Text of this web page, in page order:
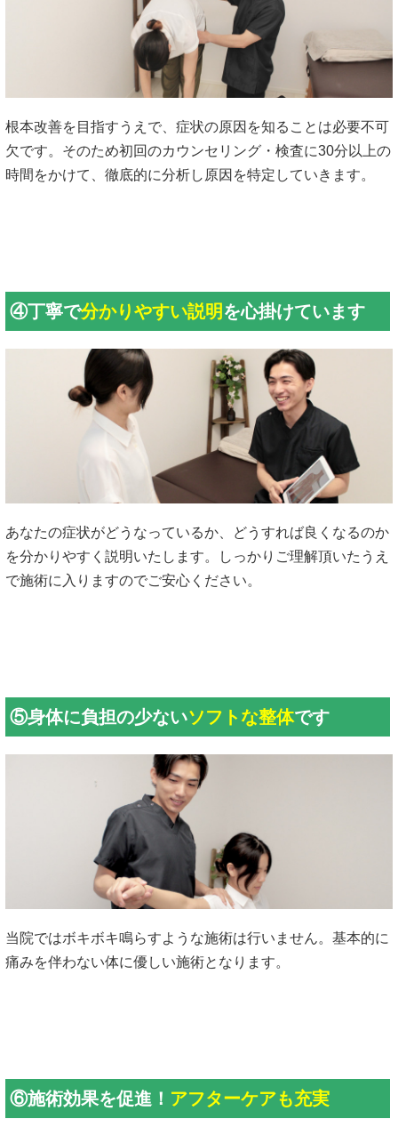
根本改善を目指すうえで、症状の原因を知ることは必要不可
欠です。そのため初回のカウンセリング・検査に30分以上の
時間をかけて、徹底的に分析し原因を特定していきます。
④丁寧で分かりやすい説明 を心掛けています
あなたの症状がどうなっているか、どうすれば良くなるのか
を分かりやすく説明いたします。しっかりご理解頂いたうえ
で施術に入りますのでご安心ください。
⑤身体に負担の少ないソフトな整体です
当院ではボキボキ鳴らすような施術は行いません。基本的に
痛みを伴わない体に優しい施術となります。
⑥施術効果を促進！ アフターケアも充実